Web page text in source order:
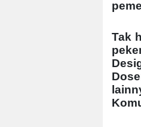
Tak